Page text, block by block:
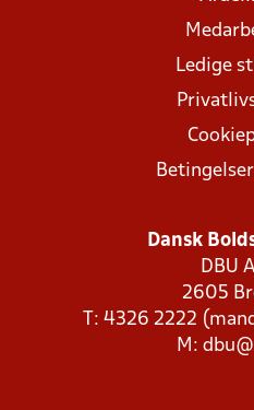
Ledige
Dansk
DBU
2605
T: 4326 2222
M: